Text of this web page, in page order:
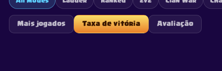
Mais jogados Taxa de vitória Avaliação